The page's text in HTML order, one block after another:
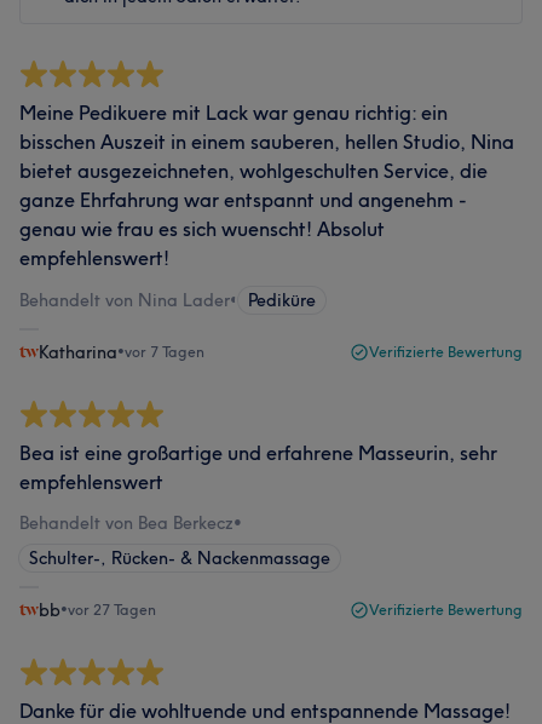
Meine Pedikuere mit Lack war genau richtig: ein
bisschen Auszeit in einem sauberen, hellen Studio, Nina
bietet ausgezeichneten, wohlgeschulten Service, die
ganze Ehrfahrung war entspannt und angenehm -
genau wie frau es sich wuenscht! Absolut
empfehlenswert!
Behandelt von Nina Lader• Pediküre
Katharina•vor 7 Tagen Verifizierte Bewertung
Bea ist eine großartige und erfahrene Masseurin, sehr
empfehlenswert
Behandelt von Bea Berkecz•
Schulter-, Rücken- & Nackenmassage
bb•vor 27 Tagen Verifizierte Bewertung
Danke für die wohltuende und entspannende Massage!